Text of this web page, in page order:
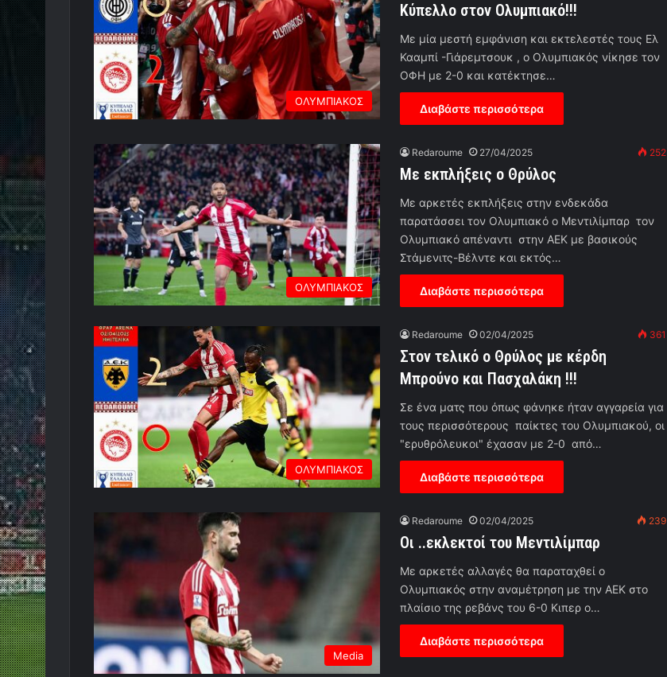
ΟΛΥΜΠΙΑΚΟΣ
Κύπελλο στον Ολυμπιακό!!!
Με μία μεστή εμφάνιση και εκτελεστές τους Ελ
Κααμπί -Γιάρεμτσουκ , ο Ολυμπιακός νίκησε τον
ΟΦΗ με 2-0 και κατέκτησε…
Διαβάστε περισσότερα
ΟΛΥΜΠΙΑΚΟΣ
Redaroume 27/04/2025 252
Με εκπλήξεις ο Θρύλος
Με αρκετές εκπλήξεις στην ενδεκάδα
παρατάσσει τον Ολυμπιακό ο Μεντιλίμπαρ τον
Ολυμπιακό απέναντι στην ΑΕΚ με βασικούς
Στάμενιτς-Βέλντε και εκτός…
Διαβάστε περισσότερα
ΟΛΥΜΠΙΑΚΟΣ
Redaroume 02/04/2025 361
Στον τελικό ο Θρύλος με κέρδη
Μπρούνο και Πασχαλάκη !!!
Σε ένα ματς που όπως φάνηκε ήταν αγγαρεία για
τους περισσότερους παίκτες του Ολυμπιακού, οι
"ερυθρόλευκοι" έχασαν με 2-0 από…
Διαβάστε περισσότερα
Media
Redaroume 02/04/2025 239
Οι ..εκλεκτοί του Μεντιλίμπαρ
Με αρκετές αλλαγές θα παραταχθεί ο
Ολυμπιακός στην αναμέτρηση με την ΑΕΚ στο
πλαίσιο της ρεβάνς του 6-0 Κιπερ ο…
Διαβάστε περισσότερα